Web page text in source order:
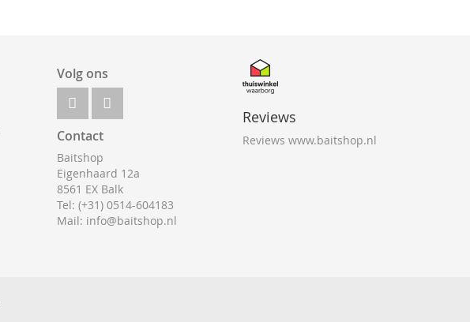
Volg ons
Contact
Baitshop
Eigenhaard 12a
8561 EX Balk
Tel: (+31) 0514-604183
Mail: info@baitshop.nl
Reviews
Reviews www.baitshop.nl